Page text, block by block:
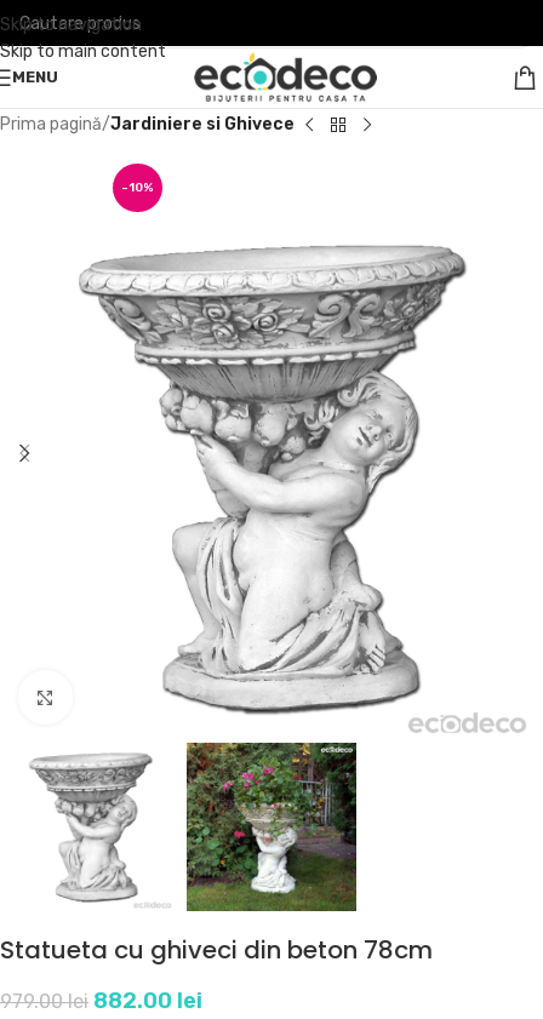
Skip to navigation
Skip to main content
MENU
Prima pagină Jardiniere si Ghivece
-10%
Click to enlarge
Statueta cu ghiveci din beton 78cm
979.00lei 882.00 lei